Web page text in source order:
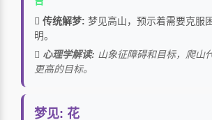
传统解梦: 梦见高山，预示着需要克服
明。
心理学解读: 山象征障碍和目标，爬山
更高的目标。
梦见: 花